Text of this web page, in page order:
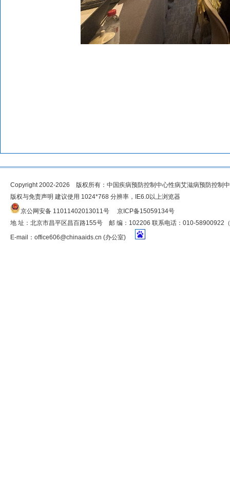
Copyright 2002-2026 版权所有：中国疾病预防控制中心性病艾滋病预防控制
版权与免责声明 建议使用 1024*768 分辨率，IE6.0以上浏览器
京公网安备 11011402013011号
京ICP备15059134号
地 址：北京市昌平区昌百路155号 邮 编：102206 联系电话：010-58900922
E-mail： office606@chinaaids.cn (办公室)